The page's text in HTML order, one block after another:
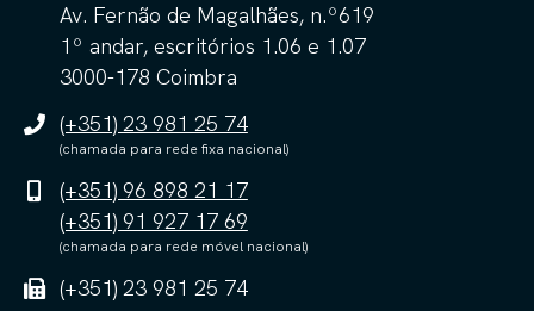
Av. Fernão de Magalhães, n.º619
1º andar, escritórios 1.06 e 1.07
3000-178 Coimbra
(+351) 23 981 25 74
(chamada para rede fixa nacional)
(+351) 96 898 21 17
(+351) 91 927 17 69
(chamada para rede móvel nacional)
(+351) 23 981 25 74